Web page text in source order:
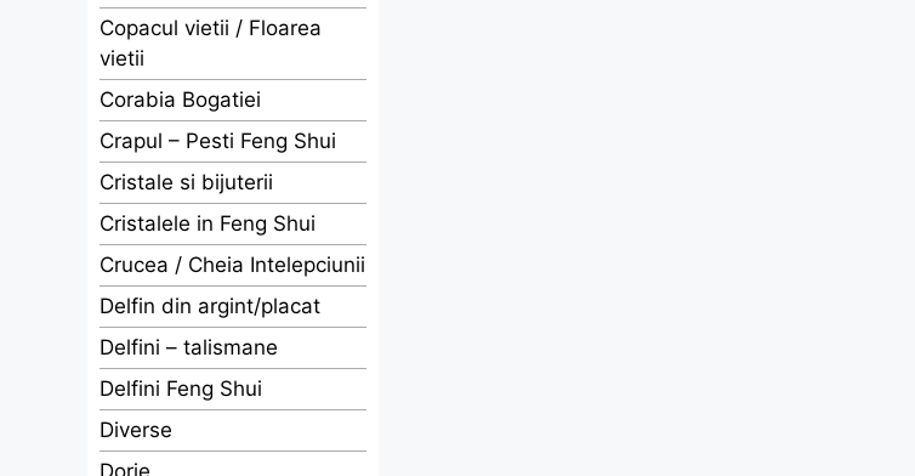
Copacul vietii / Floarea
vietii
Corabia Bogatiei
Crapul – Pesti Feng Shui
Cristale si bijuterii
Cristalele in Feng Shui
Crucea / Cheia Intelepciunii
Delfin din argint/placat
Delfini – talismane
Delfini Feng Shui
Diverse
Dorje